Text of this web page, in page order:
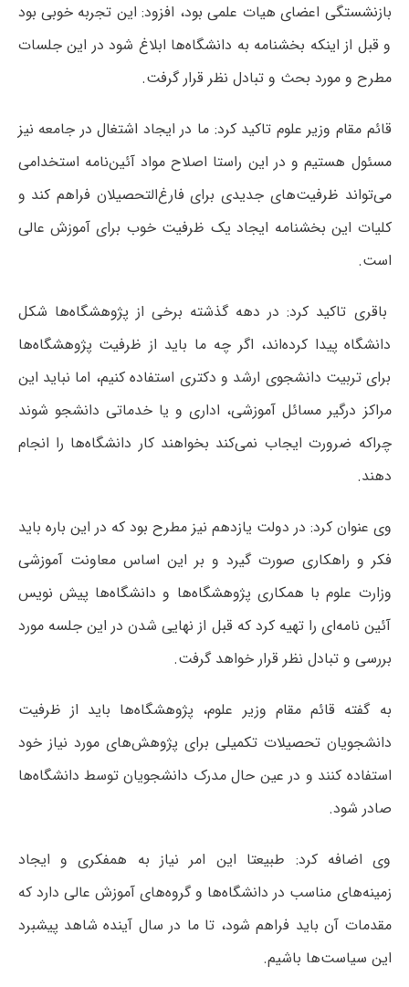
بازنشستگی اعضای هیات علمی بود، افزود: این تجربه خوبی بود
و قبل از اینکه بخشنامه به دانشگاه‌ها ابلاغ شود در این جلسات
مطرح و مورد بحث و تبادل نظر قرار گرفت.
قائم مقام وزیر علوم تاکید کرد: ما در ایجاد اشتغال در جامعه نیز
مسئول هستیم و در این راستا اصلاح مواد آئین‌نامه استخدامی
می‌تواند ظرفیت‌های جدیدی برای فارغ‌التحصیلان فراهم کند و
کلیات این بخشنامه ایجاد یک ظرفیت خوب برای آموزش عالی
است.
باقری تاکید کرد: در دهه گذشته برخی از پژوهشگاه‌ها شکل
دانشگاه پیدا کرده‌اند، اگر چه ما باید از ظرفیت پژوهشگاه‌ها
برای تربیت دانشجوی ارشد و دکتری استفاده کنیم، اما نباید این
مراکز درگیر مسائل آموزشی، اداری و یا خدماتی دانشجو شوند
چراکه ضرورت ایجاب نمی‌کند بخواهند کار دانشگاه‌ها را انجام
دهند.
وی عنوان کرد: در دولت یازدهم نیز مطرح بود که در این باره باید
فکر و راهکاری صورت گیرد و بر این اساس معاونت آموزشی
وزارت علوم با همکاری پژوهشگاه‌ها و دانشگاه‌ها پیش نویس
آئین نامه‌ای را تهیه کرد که قبل از نهایی شدن در این جلسه مورد
بررسی و تبادل نظر قرار خواهد گرفت.
به گفته قائم مقام وزیر علوم، پژوهشگاه‌ها باید از ظرفیت
دانشجویان تحصیلات تکمیلی برای پژوهش‌های مورد نیاز خود
استفاده کنند و در عین حال مدرک دانشجویان توسط دانشگاه‌ها
صادر شود.
وی اضافه کرد: طبیعتا این امر نیاز به همفکری و ایجاد
زمینه‌های مناسب در دانشگاه‌ها و گروه‌های آموزش عالی دارد که
مقدمات آن باید فراهم شود، تا ما در سال آینده شاهد پیشبرد
این سیاست‌ها باشیم.